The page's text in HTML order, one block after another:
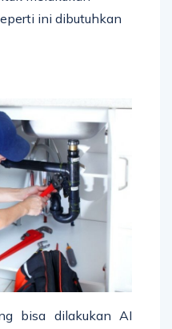
ini dibutuhkan
bisa dilakukan AI